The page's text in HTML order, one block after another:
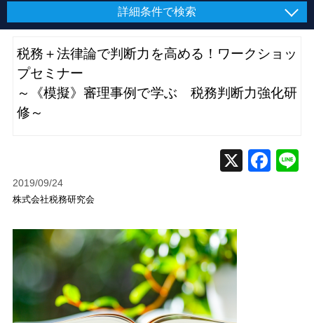
詳細条件で検索
税務＋法律論で判断力を高める！ワークショッ
プセミナー
～《模擬》審理事例で学ぶ 税務判断力強化研
修～
2019/09/24
株式会社税務研究会